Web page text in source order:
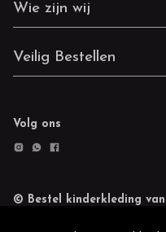
Wie zijn wij
Veilig Bestellen
Volg ons
© Bestel kinderkleding